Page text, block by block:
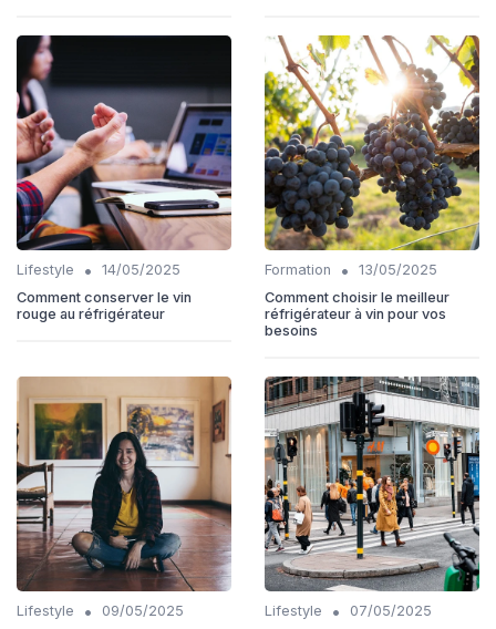
Lifestyle •
14/05/2025
Comment conserver le vin
rouge au réfrigérateur
Formation •
13/05/2025
Comment choisir le meilleur
réfrigérateur à vin pour vos
besoins
Lifestyle •
09/05/2025
Lifestyle •
07/05/2025